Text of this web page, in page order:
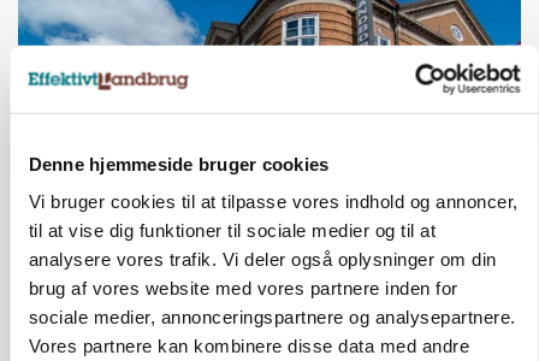
Denne hjemmeside bruger cookies
Vi bruger cookies til at tilpasse vores indhold og annoncer,
til at vise dig funktioner til sociale medier og til at
analysere vores trafik. Vi deler også oplysninger om din
brug af vores website med vores partnere inden for
sociale medier, annonceringspartnere og analysepartnere.
Vores partnere kan kombinere disse data med andre
BUSINESS
Lave grisepriser og nye regler øger landbobanks
forsigtighed
Annonce